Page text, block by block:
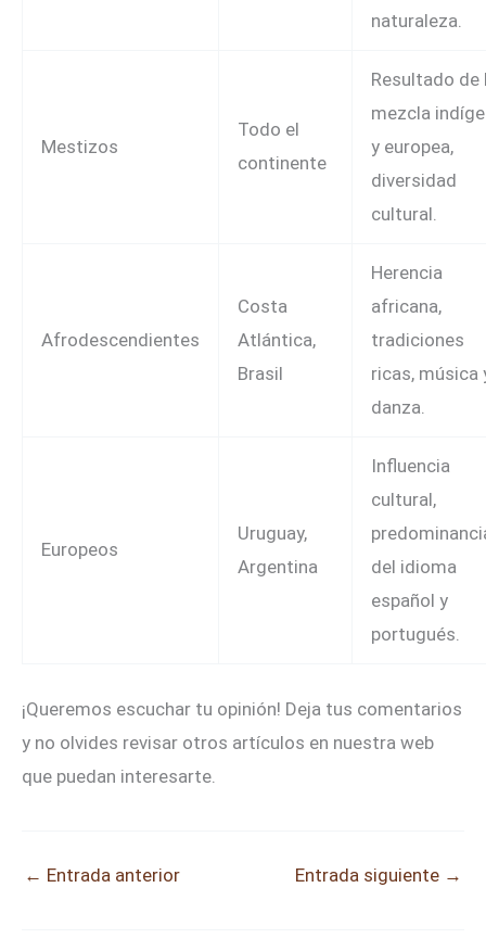
naturaleza.
Mestizos
Todo el
continente
Resultado de
mezcla
y europea,
diversidad
cultural.
Afrodescendientes
Costa
Atlántica,
Brasil
Herencia
africana,
tradiciones
ricas, música
danza.
Europeos
Uruguay,
Argentina
Influencia
cultural,
del idioma
español y
portugués.
¡Queremos escuchar tu opinión! Deja tus comentarios
y no olvides revisar otros artículos en nuestra web
que puedan interesarte.
← Entrada anterior Entrada siguiente →